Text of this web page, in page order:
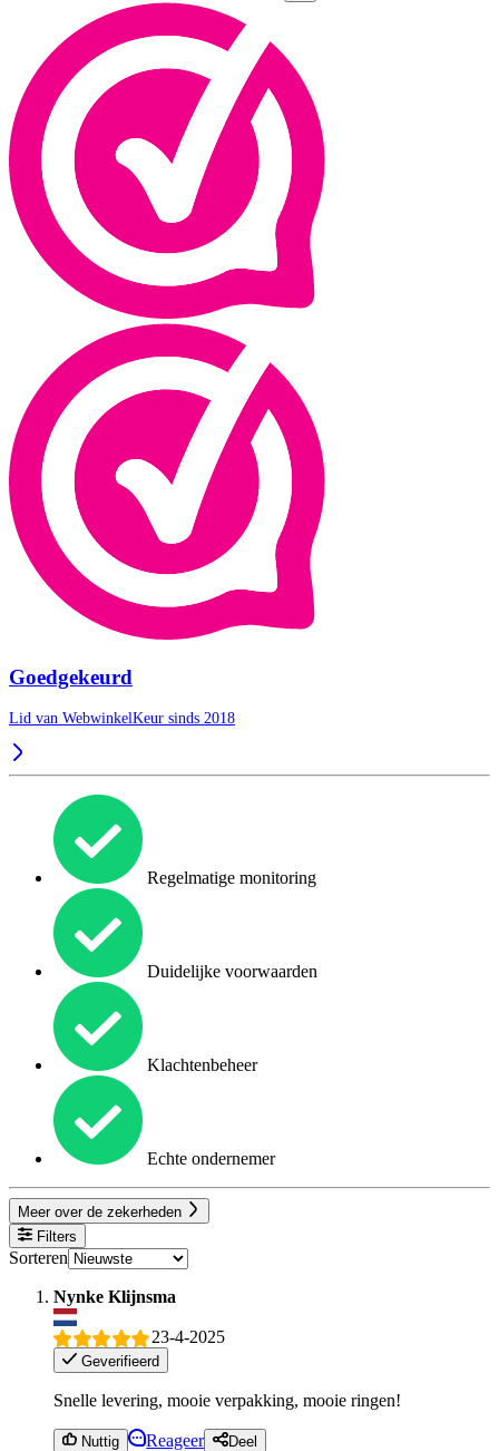
Goedgekeurd
Lid van WebwinkelKeur sinds 2018
Regelmatige monitoring
Duidelijke voorwaarden
Klachtenbeheer
Echte ondernemer
Meer over de zekerheden
Filters
Sorteren
Nynke Klijnsma
23-4-2025
Geverifieerd
Snelle levering, mooie verpakking, mooie ringen!
Nuttig Reageer Deel